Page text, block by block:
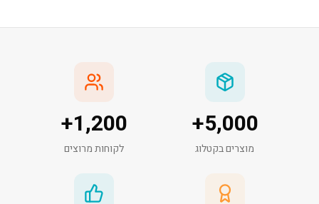
5,000
+
מוצרים בקטלוג
1,200
+
לקוחות מרוצים